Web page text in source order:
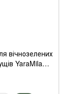
вічнозелених
YaraMila
Літо 1 кг